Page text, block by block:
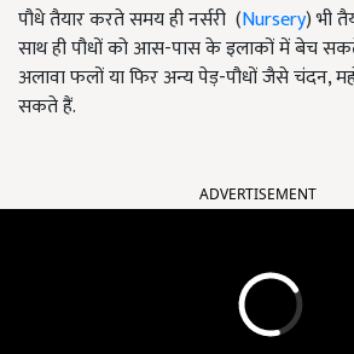
पौधे तैयार करते समय ही नर्सरी (Nursery) भी
साथ ही पौधों को आस-पास के इलाकों में बेच
अलावा फलों या फिर अन्य पेड़-पौधों जैसे चंदन,
सकते हैं.
ADVERTISEMENT